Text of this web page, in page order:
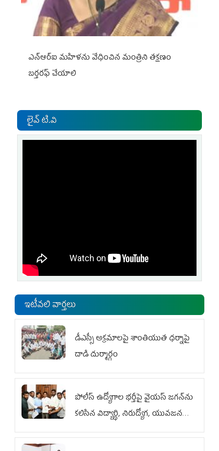
ఎన్ఆర్ఐ మహిళను వేధించిన మంత్రిని త‌క్ష‌ణం
బ‌ర్త‌ర‌ఫ్ చేయాలి
లైవ్ టి.వి
ఇటీవలి వార్తలు
డీఎస్సీ అక్రమాలపై శాంతియుత ధర్నాపై
దాడి దుర్మార్గం
పోలీస్ ఉద్యోగాల భర్తీపై వైయస్ జగన్‌ను
కలిసిన విద్యార్థి, నిరుద్యోగ, యువజన
జేఏసీ